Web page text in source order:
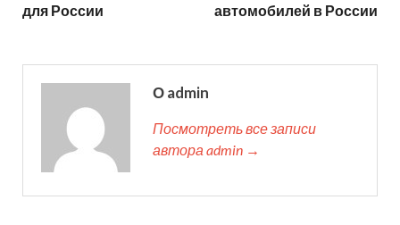
для России
автомобилей в России
О admin
Посмотреть все записи
автора admin →